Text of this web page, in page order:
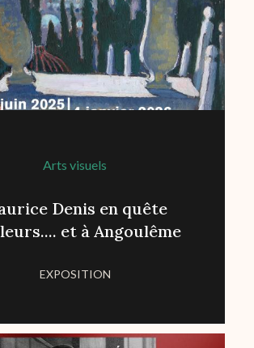
Arts visuels
Denis en quête
et à Angoulême
EXPOSITION